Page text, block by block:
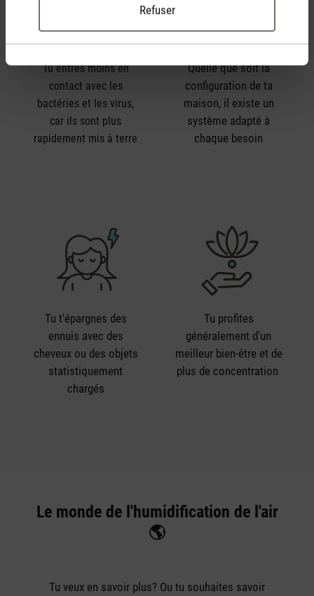
Refuser
Tu entres moins en
contact avec les
bactéries et les virus,
car ils sont plus
rapidement mis à terre
Quelle que soit la
configuration de ta
maison, il existe un
système adapté à
chaque besoin
Tu t'épargnes des
ennuis avec des
cheveux ou des objets
statistiquement
chargés
Tu profites
généralement d'un
meilleur bien-être et de
plus de concentration
Le monde de l'humidification de l'air
🌎
Tu veux en savoir plus? Ou tu souhaites savoir